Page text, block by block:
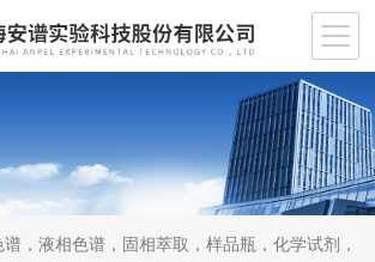
谱，液相色谱，固相萃取，样品瓶，化学试剂，